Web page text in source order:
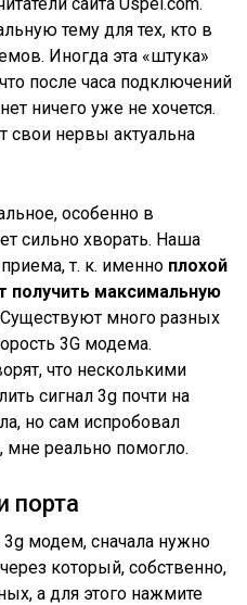
тему для тех, кто в
Иногда эта «штука»
после часа подключений
ничего уже не хочется.
свои нервы актуальна
особенно в
сильно хворать. Наша
т. к. именно плохой
получить максимальную
много разных
3G модема.
что несколькими
сигнал 3g почти на
но сам испробовал
мне реально помогло.
порта
3g модем, сначала нужно
через который, собственно,
а для этого нажмите